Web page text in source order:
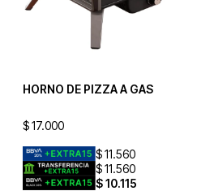
HORNO DE PIZZA A GAS
$ 17.000
$ 11.560
$ 11.560
$ 10.115